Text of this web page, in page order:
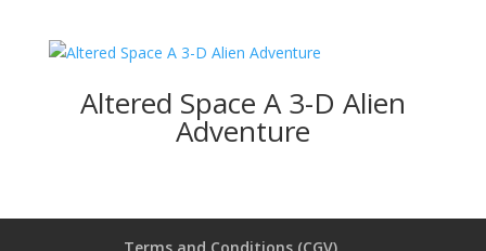
Altered Space A 3-D Alien
Adventure